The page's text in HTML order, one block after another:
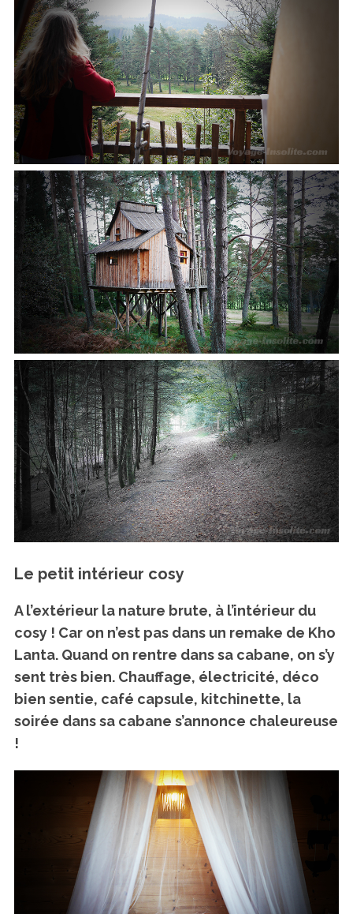
Le petit intérieur cosy
A l’extérieur la nature brute, à l’intérieur du
cosy ! Car on n’est pas dans un remake de Kho
Lanta. Quand on rentre dans sa cabane, on s’y
sent très bien. Chauffage, électricité, déco
bien sentie, café capsule, kitchinette, la
soirée dans sa cabane s’annonce chaleureuse
!